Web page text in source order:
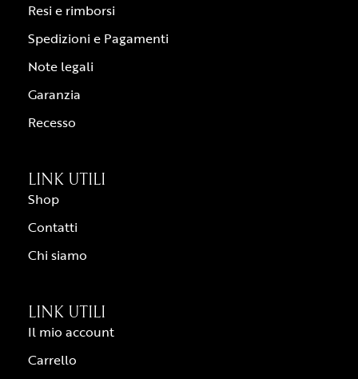
Resi e rimborsi
Spedizioni e Pagamenti
Note legali
Garanzia
Recesso
LINK UTILI
Shop
Contatti
Chi siamo
LINK UTILI
Il mio account
Carrello